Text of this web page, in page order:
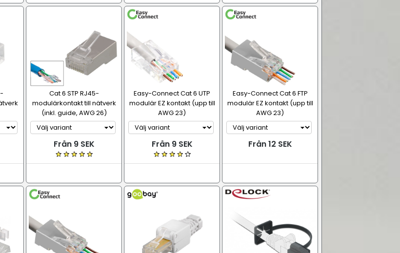
Cat 6 STP RJ45-
modulärkontakt till nätverk
(inkl. guide, AWG 26)
Från 9 SEK
Easy-Connect Cat 6 UTP
modulär EZ kontakt (upp till
AWG 23)
Från 9 SEK
Easy-Connect Cat 6 FTP
modulär EZ kontakt (upp till
AWG 23)
Från 12 SEK